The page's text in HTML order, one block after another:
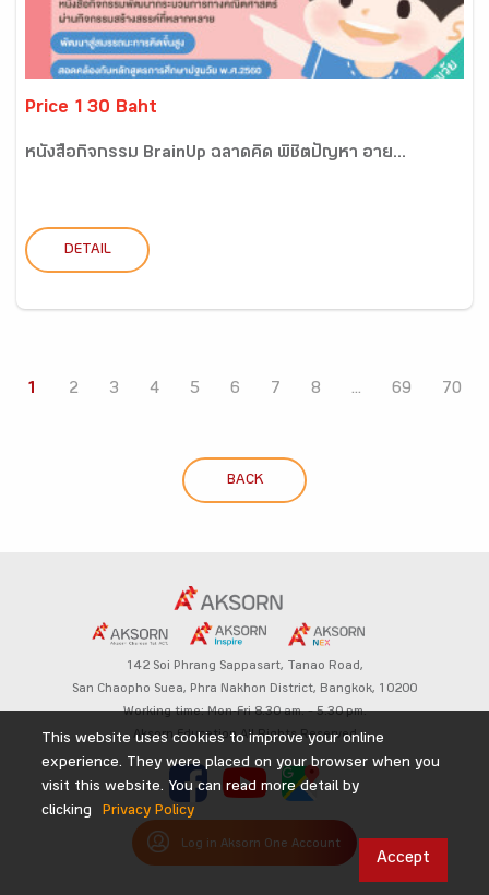
Price 130 Baht
หนังสือกิจกรรม BrainUp ฉลาดคิด พิชิตปัญหา อาย...
DETAIL
1 2 3 4 5 6 7 8 ... 69 70
BACK
142 Soi Phrang Sappasart, Tanao Road,
San Chaopho Suea, Phra Nakhon District, Bangkok, 10200
Working time: Mon-Fri 8.30 am. – 5.30 pm.
Aksorn Education All Rights Reserved
Log in Aksorn One Account
This website uses cookies to improve your online
experience. They were placed on your browser when you
visit this website. You can read more detail by
clicking
Privacy Policy
Accept